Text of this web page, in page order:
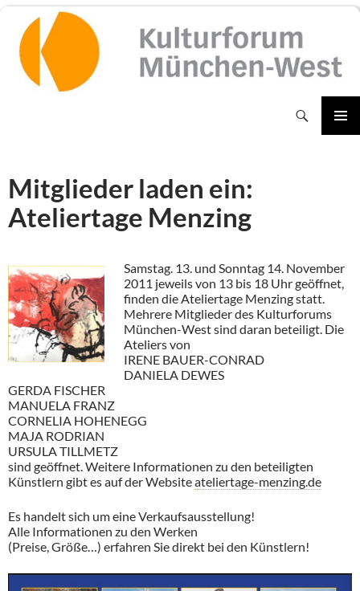
Inhalt
springen
Mitglieder laden ein:
Ateliertage Menzing
Samstag. 13. und Sonntag 14. November
2011 jeweils von 13 bis 18 Uhr geöffnet,
finden die Ateliertage Menzing statt.
Mehrere Mitglieder des Kulturforums
München-West sind daran beteiligt. Die
Ateliers von
IRENE BAUER-CONRAD
DANIELA DEWES
GERDA FISCHER
MANUELA FRANZ
CORNELIA HOHENEGG
MAJA RODRIAN
URSULA TILLMETZ
sind geöffnet. Weitere Informationen zu den beteiligten
Künstlern gibt es auf der Websiteateliertage-menzing.de
Es handelt sich um eine Verkaufsausstellung!
Alle Informationen zu den Werken
(Preise, Größe…) erfahren Sie direkt bei den Künstlern!